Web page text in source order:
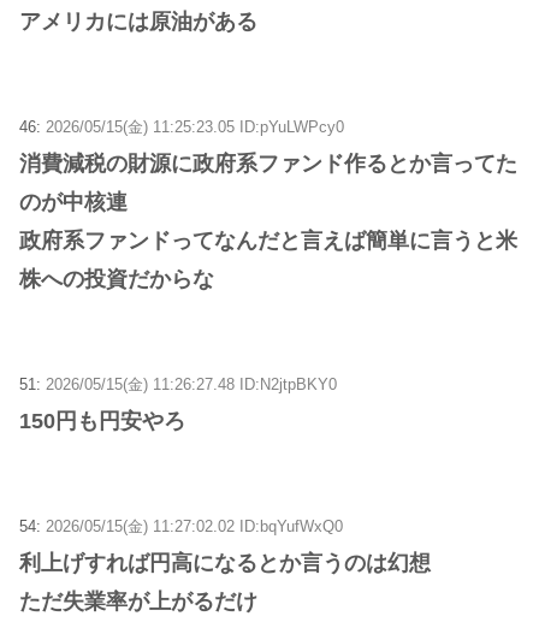
アメリカには原油がある
46: 2026/05/15(金) 11:25:23.05 ID:pYuLWPcy0
消費減税の財源に政府系ファンド作るとか言ってた
のが中核連
政府系ファンドってなんだと言えば簡単に言うと米
株への投資だからな
51: 2026/05/15(金) 11:26:27.48 ID:N2jtpBKY0
150円も円安やろ
54: 2026/05/15(金) 11:27:02.02 ID:bqYufWxQ0
利上げすれば円高になるとか言うのは幻想
ただ失業率が上がるだけ